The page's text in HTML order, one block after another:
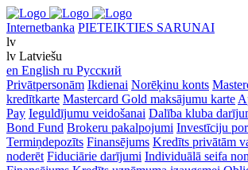
Internetbanka PIETEIKTIES SARUNAI
lv
lv Latviešu
en English ru Русский
Privātpersonām Ikdienai Norēķinu konts
kredītkarte Mastercard Gold maksājumu karte
Pay Ieguldījumu veidošanai Dalība kluba
Bond Fund Brokeru pakalpojumi Investīciju
Termiņdepozīts Finansējums Kredīts privātām
noderēt Fiduciārie darījumi Individuālā seifa